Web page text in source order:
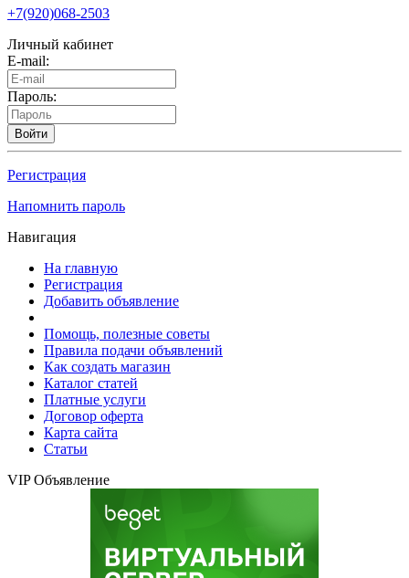
+7(920)068-2503
Личный кабинет
E-mail:
Пароль:
Войти
Регистрация
Напомнить пароль
Навигация
На главную
Регистрация
Добавить объявление
Помощь, полезные советы
Правила подачи объявлений
Как создать магазин
Каталог статей
Платные услуги
Договор оферта
Карта сайта
Статьи
VIP Объявление